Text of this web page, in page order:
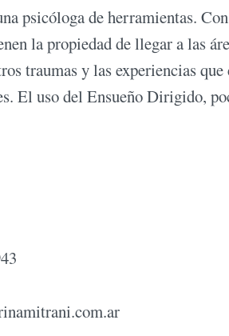
psicóloga de herramientas.
la propiedad de llegar a las
traumas y las experiencias
El uso del Ensueño Dirigido,